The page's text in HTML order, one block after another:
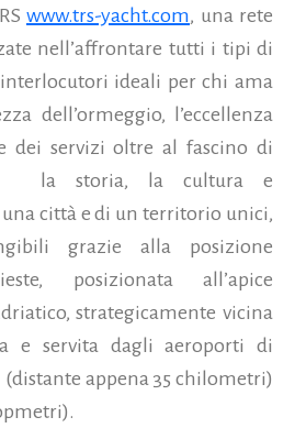
www.trs-yacht.com, una rete
nell’affrontare tutti i tipi di
ideali per chi ama
dell’ormeggio, l’eccellenza
dei servizi oltre al fascino di
la storia, la cultura e
città e di un territorio unici,
grazie alla posizione
posizionata all’apice
strategicamente vicina
e servita dagli aeroporti di
appena 35 chilometri)